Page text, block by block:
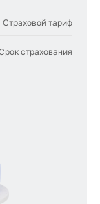
Страховой тариф
страхования